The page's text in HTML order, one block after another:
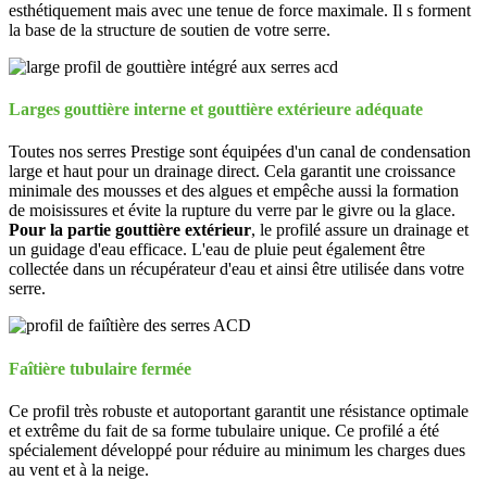
esthétiquement mais avec une tenue de force maximale. Il s forment
la base de la structure de soutien de votre serre.
Larges gouttière interne et gouttière extérieure adéquate
Toutes nos serres Prestige sont équipées d'un canal de condensation
large et haut pour un drainage direct. Cela garantit une croissance
minimale des mousses et des algues et empêche aussi la formation
de moisissures et évite la rupture du verre par le givre ou la glace.
Pour la partie gouttière extérieur, le profilé assure un drainage et
un guidage d'eau efficace. L'eau de pluie peut également être
collectée dans un récupérateur d'eau et ainsi être utilisée dans votre
serre.
Faîtière tubulaire fermée
Ce profil très robuste et autoportant garantit une résistance optimale
et extrême du fait de sa forme tubulaire unique. Ce profilé a été
spécialement développé pour réduire au minimum les charges dues
au vent et à la neige.